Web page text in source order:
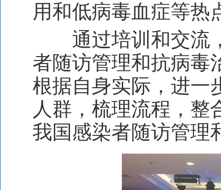
用和低病毒血症等热
通过培训和交流
者随访管理和抗病毒
根据自身实际，进一
人群，梳理流程，整
我国感染者随访管理